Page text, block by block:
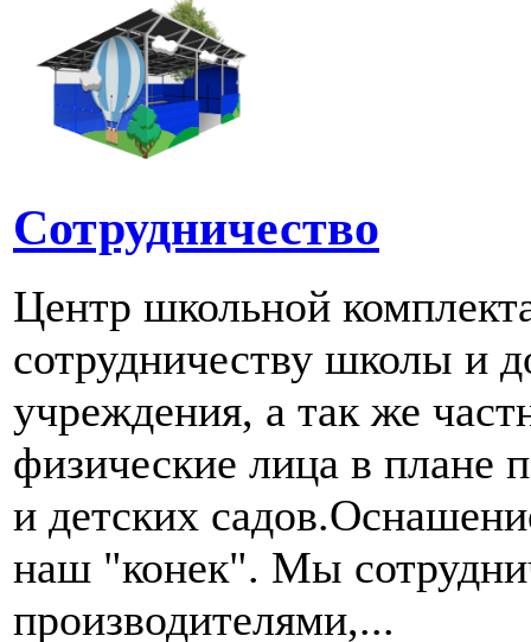
Сотрудничество
Центр школьной
сотрудничеству школы и
учреждения, а так же
физические лица в плане
и детских
наш "конек". Мы
производителями,...